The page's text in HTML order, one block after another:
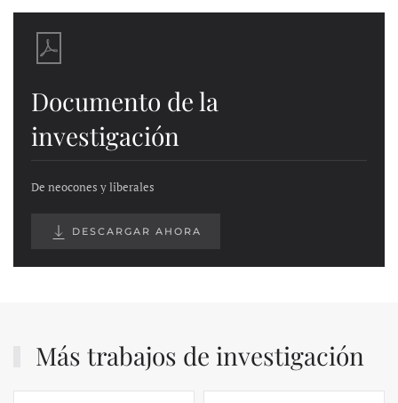
Documento de la
investigación
De neocones y liberales
DESCARGAR AHORA
Más trabajos de investigación